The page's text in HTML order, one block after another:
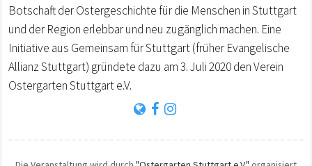
Botschaft der Ostergeschichte für die Menschen in Stuttgart
und der Region erlebbar und neu zugänglich machen. Eine
Initiative aus Gemeinsam für Stuttgart (früher Evangelische
Allianz Stuttgart) gründete dazu am 3. Juli 2020 den Verein
Ostergarten Stuttgart e.V.